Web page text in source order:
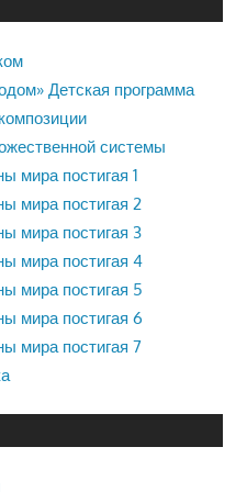
Детская программа
системы
мира постигая 1
мира постигая 2
мира постигая 3
мира постигая 4
мира постигая 5
мира постигая 6
мира постигая 7